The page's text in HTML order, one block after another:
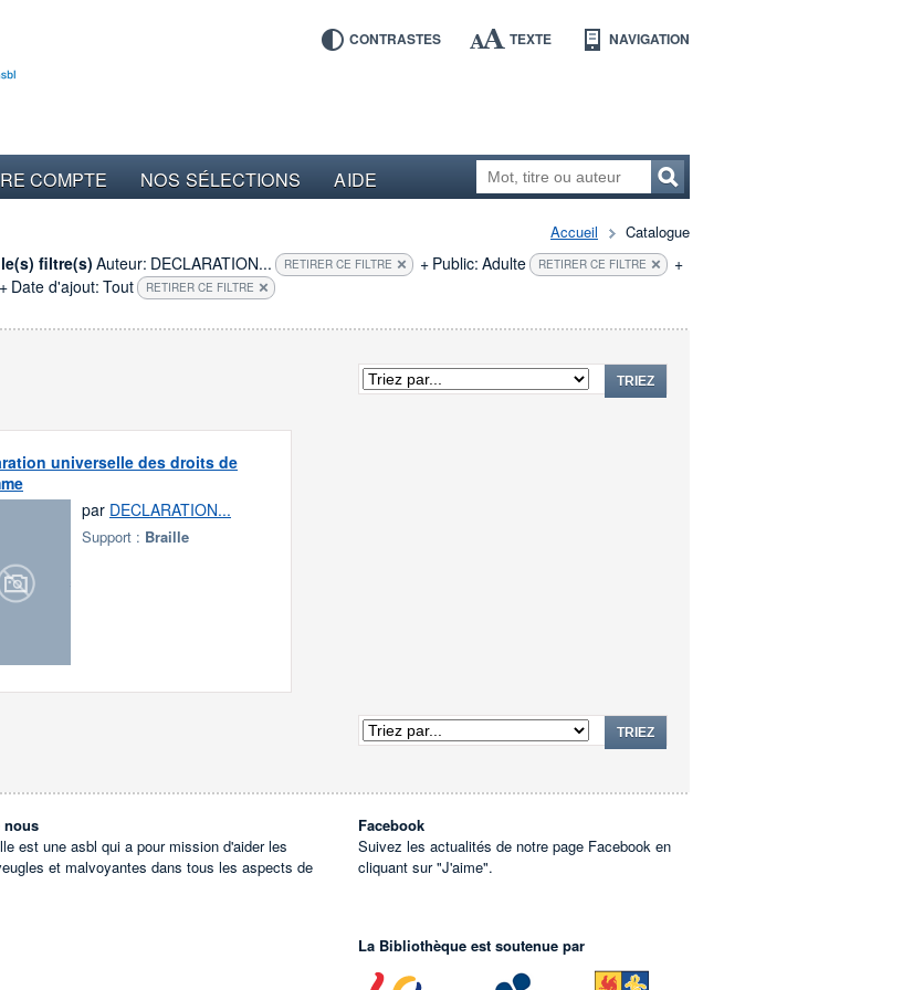
CONTRASTES TEXTE NAVIGATION
COMPTE NOS SÉLECTIONS AIDE
Accueil Catalogue
filtre(s) Auteur: DECLARATION... RETIRER CE FILTRE + Public: Adulte RETIRER CE FILTRE
+
+ Date d'ajout: Tout RETIRER CE FILTRE
TRIEZ
universelle des droits de
par DECLARATION...
Support : Braille
TRIEZ
nous
est une asbl qui a pour mission d'aider les
et malvoyantes dans tous les aspects de
Facebook
Suivez les actualités de notre page Facebook en
cliquant sur "J'aime".
La Bibliothèque est soutenue par